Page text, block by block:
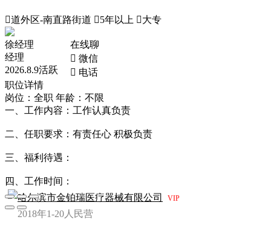
道外区-南直路街道 5年以上 大专
徐经理
经理
2026.8.9活跃
在线聊
 微信
 电话
职位详情
岗位：全职 年龄：不限
一、工作内容：工作认真负责
二、任职要求：有责任心 积极负责
三、福利待遇：
四、工作时间：
哈尔滨市金铂瑞医疗器械有限公司
VIP
2018年1-20人 民营